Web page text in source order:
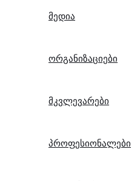
მედია
ორგანიზაციები
მკვლევარები
პროფესიონალები